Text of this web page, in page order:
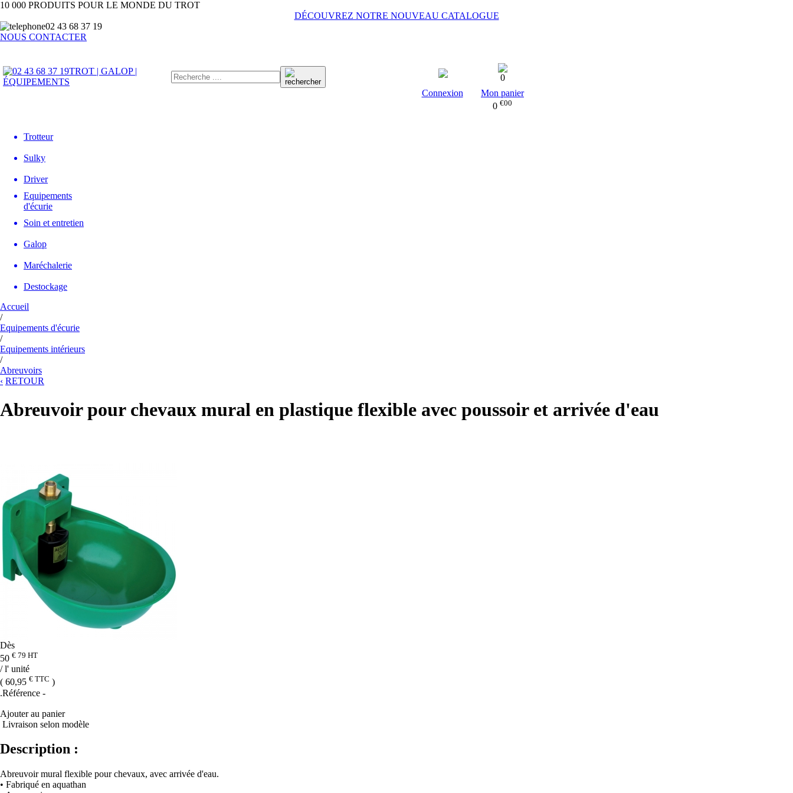
10 000 PRODUITS POUR LE MONDE DU TROT
DÉCOUVREZ NOTRE NOUVEAU CATALOGUE
02 43 68 37 19
NOUS CONTACTER
TROT | GALOP |
ÉQUIPEMENTS
Connexion
0
Mon panier
0 €00
Trotteur
Sulky
Driver
Equipements
d'écurie
Soin et entretien
Galop
Maréchalerie
Destockage
Accueil
/
Equipements d'écurie
/
Equipements intérieurs
/
Abreuvoirs
‹ RETOUR
Abreuvoir pour chevaux mural en plastique flexible avec poussoir et arrivée d'eau
Dès
50 € 79 HT
/ l' unité
( 60,95 € TTC )
.Référence -
Ajouter au panier
Livraison selon modèle
Description :
Abreuvoir mural flexible pour chevaux, avec arrivée d'eau.
• Fabriqué en aquathan